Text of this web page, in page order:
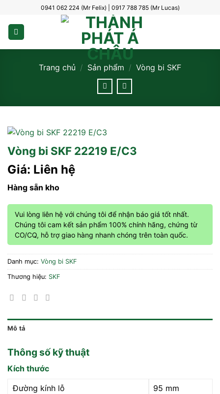
dung
0941 062 224 (Mr Felix) | 0917 788 785 (Mr Lucas)
Trang chủ / Sản phẩm / Vòng bi SKF
Vòng bi SKF 22219 E/C3
Giá: Liên hệ
Hàng sẵn kho
Vui lòng liên hệ với chúng tôi để nhận báo giá tốt nhất.
Chúng tôi cam kết sản phẩm 100% chính hãng, chứng từ
CO/CQ, hỗ trợ giao hàng nhanh chóng trên toàn quốc.
Danh mục: Vòng bi SKF
Thương hiệu: SKF
Mô tả
Thông số kỹ thuật
Kích thước
Đường kính lỗ
95 mm